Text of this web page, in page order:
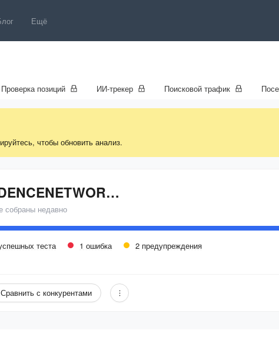
Ещё
Проверка позиций ИИ-трекер Поисковой трафик
чтобы обновить анализ.
EVIDENCENETWORK.CA
собраны недавно
теста 1 ошибка 2 предупреждения
Сравнить с конкурентами